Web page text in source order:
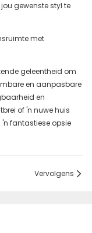
gewenste styl te
geleentheid om
en aanpasbare
en
of 'n nuwe huis
'n fantastiese opsie
Vervolgens